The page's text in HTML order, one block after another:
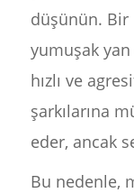
düşünün. Bir
yumuşak yan
hızlı ve
şarkılarına
eder, ancak
Bu nedenle,